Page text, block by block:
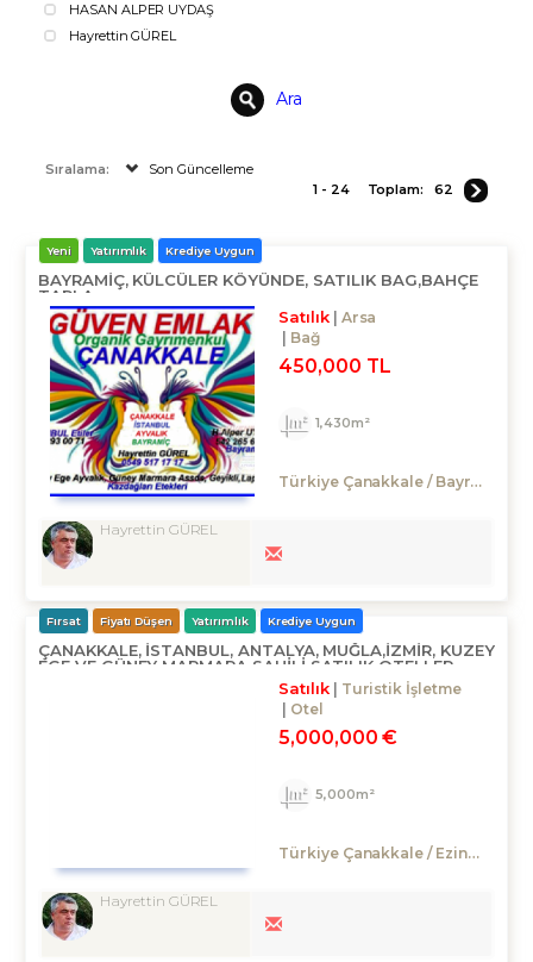
HASAN ALPER UYDAŞ
Hayrettin GÜREL
Ara
Sıralama:
Son Güncelleme
1 - 24
Toplam: 62
Yeni Yatırımlık Krediye Uygun
BAYRAMIÇ, KÜLCÜLER KÖYÜNDE, SATILIK BAG,BAHÇE
TARLA
Satılık
Arsa
Bağ
450,000 TL
1,430m²
Türkiye Çanakkale / Bayramiç
Hayrettin GÜREL
Fırsat Fiyatı Düşen Yatırımlık Krediye Uygun
ÇANAKKALE, İSTANBUL, ANTALYA, MUĞLA,İZMIR, KUZEY
EGE VE GÜNEY MARMARA SAHILI SATILIK OTELLER,
Satılık
Turistik İşletme
Otel
5,000,000 €
5,000m²
Türkiye Çanakkale / Ezine/
Hayrettin GÜREL